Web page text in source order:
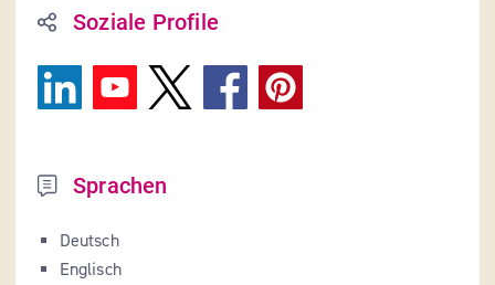
Soziale Profile
Sprachen
Deutsch
Englisch